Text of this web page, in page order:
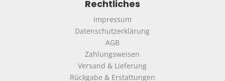
Rechtliches
Impressum
Datenschutzerklärung
AGB
Zahlungsweisen
Versand & Lieferung
Rückgabe & Erstattungen